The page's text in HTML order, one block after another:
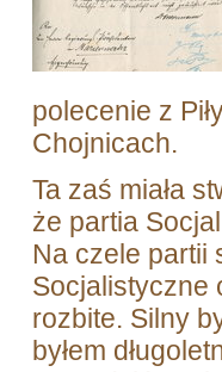
polecenie z
Chojnicach.
Ta zaś miała
że partia
Na czele partii
Socjalistyczne
rozbite. Silny
byłem